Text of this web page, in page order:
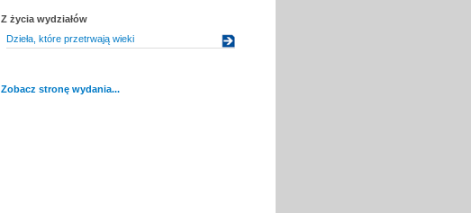
Z życia wydziałów
Dzieła, które przetrwają wieki
Zobacz stronę wydania...